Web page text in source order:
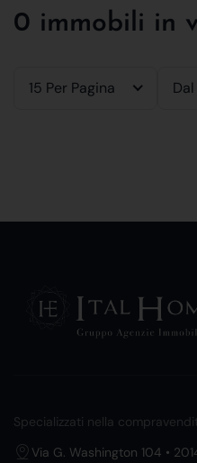
0 immobili in
15 Per Pagina
Specializzati nella
Via G. Washington 104 •